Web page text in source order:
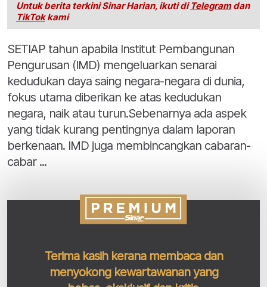
Untuk berita terkini Sinar Harian, ikuti di Telegramdan
TikTokkami
SETIAP tahun apabila Institut Pembangunan
Pengurusan (IMD) mengeluarkan senarai
kedudukan daya saing negara-negara di dunia,
fokus utama diberikan ke atas kedudukan
negara, naik atau turun.Sebenarnya ada aspek
yang tidak kurang pentingnya dalam laporan
berkenaan. IMD juga membincangkan cabaran-
cabar ...
Terima kasih kerana membaca dan
menyokong kewartawanan yang